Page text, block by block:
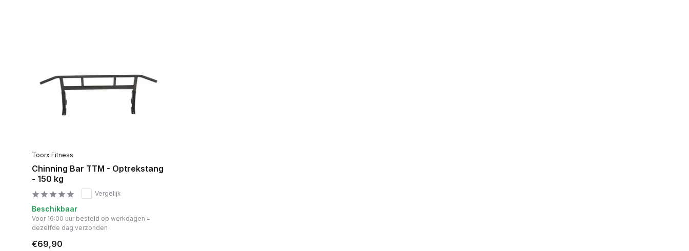
Toorx Fitness
Chinning Bar TTM - Optrekstang
- 150 kg
Vergelijk
Beschikbaar
Voor 16:00 uur besteld op werkdagen =
dezelfde dag verzonden
€69,90